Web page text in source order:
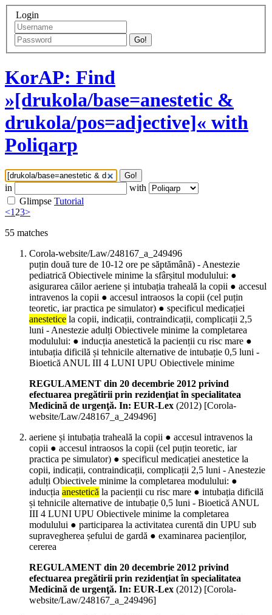
Login
Go!
KorAP: Find
»[drukola/base=anestetic &
drukola/pos=adjective]« with
Poliqarp
Go!
in
with
Glimpse Tutorial
<123>
55 matches
Corola-website/Law/248167_a_249496
puțin două ture de 10-12 ore pe săptămână) - Anestezie
pediatrică Obiectivele minime la sfârșitul modulului: ●
asigurarea căilor aeriene și intubația traheală la copii ● accesul
intravenos la copii ● accesul intraosos la copii (cel puțin
teoretic, iar practica pe simulator) ● specificul medicației
anestetice la copii, indicații, contraindicații, complicații 2,5
luni - Anestezie adulți Obiectivele minime la completarea
modulului: ● inducția anestetică la pacienții cu risc mare ●
intubația dificilă și tehnicile alternative de intubație 0,5 luni -
Bioetică ANUL III 4 LUNI UPU Obiectivele minime
REGULAMENT din 20 decembrie 2012 privind
efectuarea pregătirii prin rezidenţiat în specialitatea
Medicină de urgenţă. In: EUR-Lex (2012) [Corola-
website/Law/248167_a_249496]
aeriene și intubația traheală la copii ● accesul intravenos la
copii ● accesul intraosos la copii (cel puțin teoretic, iar
practica pe simulator) ● specificul medicației anestetice la
copii, indicații, contraindicații, complicații 2,5 luni - Anestezie
adulți Obiectivele minime la completarea modulului: ●
inducția anestetică la pacienții cu risc mare ● intubația dificilă
și tehnicile alternative de intubație 0,5 luni - Bioetică ANUL
III 4 LUNI UPU Obiectivele minime la completarea
modulului ● participarea la activitatea curentă din UPU sub
supravegherea șefului de gardă ● examinarea pacienților,
cererea
REGULAMENT din 20 decembrie 2012 privind
efectuarea pregătirii prin rezidenţiat în specialitatea
Medicină de urgenţă. In: EUR-Lex (2012) [Corola-
website/Law/248167_a_249496]